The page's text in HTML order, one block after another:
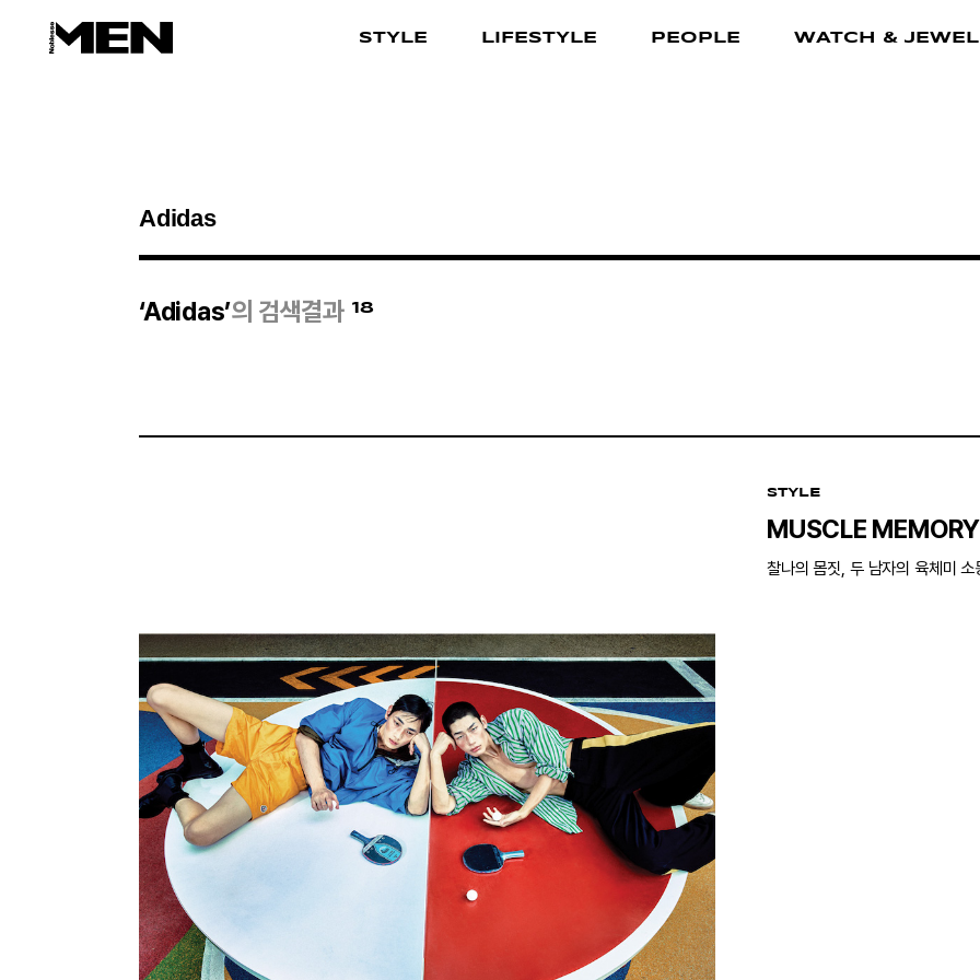
STYLE LIFESTYLE PEOPLE WATCH &
검색결과
‘Adidas’의 검색결과 18
STYLE
MUSCLE MEMORY
찰나의 몸짓, 두 남자의 육체미 소